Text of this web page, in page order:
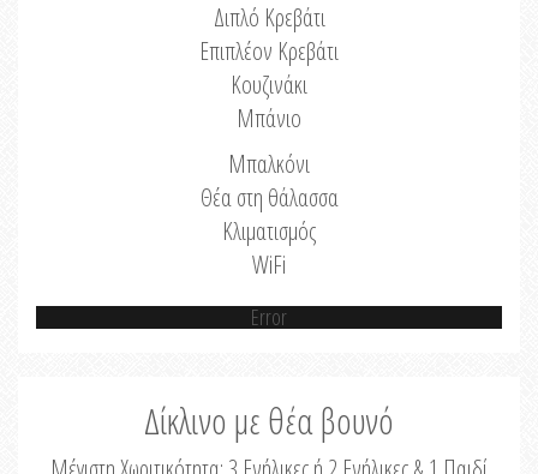
Διπλό Κρεβάτι
Επιπλέον Κρεβάτι
Κουζινάκι
Μπάνιο
Μπαλκόνι
Θέα στη θάλασσα
Κλιματισμός
WiFi
Error
Δίκλινο με θέα βουνό